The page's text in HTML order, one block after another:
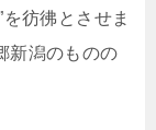
を彷彿とさせま
新潟のものの